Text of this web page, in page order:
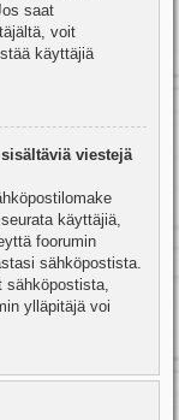
saat
voit
käyttäjiä
viestejä
käyttäjiä,
foorumin
sähköpostista.
sähköpostista,
ylläpitäjä voi